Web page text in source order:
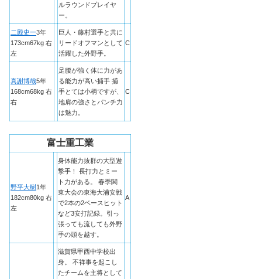
ルラウンドプレイヤ
ー。
二殿史一3年
173cm67kg 右
左
巨人・藤村選手と共に
リードオフマンとして
活躍した外野手。
C
真謝博哉5年
168cm68kg 右
右
足腰が強く体に力があ
る能力が高い捕手 捕
手とては小柄ですが、
地肩の強さとパンチ力
は魅力。
C
富士重工業
野平大樹1年
182cm80kg 右
左
身体能力抜群の大型遊
撃手！ 長打力とミー
ト力がある。 春季関
東大会の東海大浦安戦
で2本の2ベースヒット
など3安打記録。引っ
張っても流しても外野
手の頭を越す。
A
滋賀県甲西中学校出
身。 不祥事を起こし
たチームを主将として